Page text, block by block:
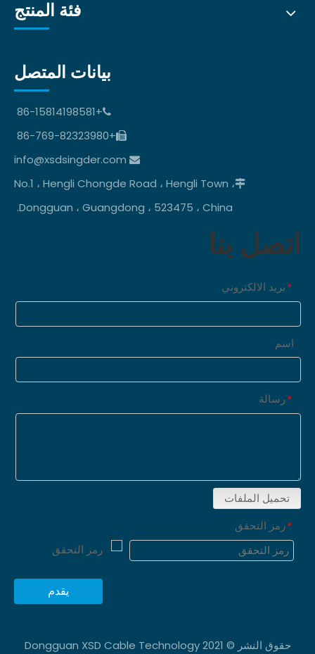
فئة المنتج
بيانات المتصل

+86-15814198581

+86-769-82323980

info@xsdsingder.com
No.1 ، Hengli Chongde Road ، Hengli Town ،
Dongguan ، Guangdong ، 523475 ، China.
اتصل بنا
*بريد الالكتروني
اسم
*رسالة
تحميل الملفات
*رمز التحقق
يقدم
حقوق النشر © 2021 Dongguan XSD Cable Technology